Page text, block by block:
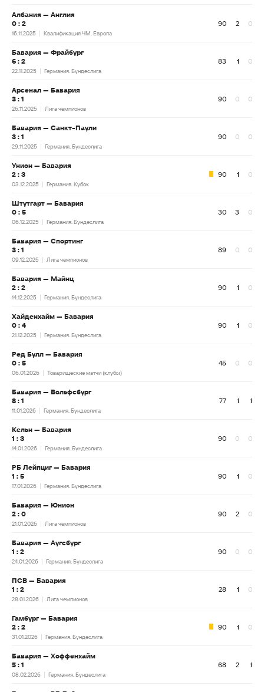
Албания — Англия
0 : 2
16.11.2025 Квалификация ЧМ. Европа
90 2 0
Бавария — Фрайбург
6 : 2
22.11.2025 Германия. Бундеслига
83 1 0
Арсенал — Бавария
3 : 1
26.11.2025 Лига чемпионов
90 0 0
Бавария — Санкт-Паули
3 : 1
29.11.2025 Германия. Бундеслига
90 0 0
Унион — Бавария
2 : 3
03.12.2025 Германия. Кубок
90 1 0
Штутгарт — Бавария
0 : 5
06.12.2025 Германия. Бундеслига
30 3 0
Бавария — Спортинг
3 : 1
09.12.2025 Лига чемпионов
89 0 0
Бавария — Майнц
2 : 2
14.12.2025 Германия. Бундеслига
90 1 0
Хайденхайм — Бавария
0 : 4
21.12.2025 Германия. Бундеслига
90 1 0
Ред Булл — Бавария
0 : 5
06.01.2026 Товарищеские матчи (клубы)
45 0 0
Бавария — Вольфсбург
8 : 1
11.01.2026 Германия. Бундеслига
77 1 1
Кельн — Бавария
1 : 3
14.01.2026 Германия. Бундеслига
90 0 0
РБ Лейпциг — Бавария
1 : 5
17.01.2026 Германия. Бундеслига
90 1 0
Бавария — Юнион
2 : 0
21.01.2026 Лига чемпионов
90 2 0
Бавария — Аугсбург
1 : 2
24.01.2026 Германия. Бундеслига
90 0 0
ПСВ — Бавария
1 : 2
28.01.2026 Лига чемпионов
28 1 0
Гамбург — Бавария
2 : 2
31.01.2026 Германия. Бундеслига
90 1 0
Бавария — Хоффенхайм
5 : 1
08.02.2026 Германия. Бундеслига
68 2 1